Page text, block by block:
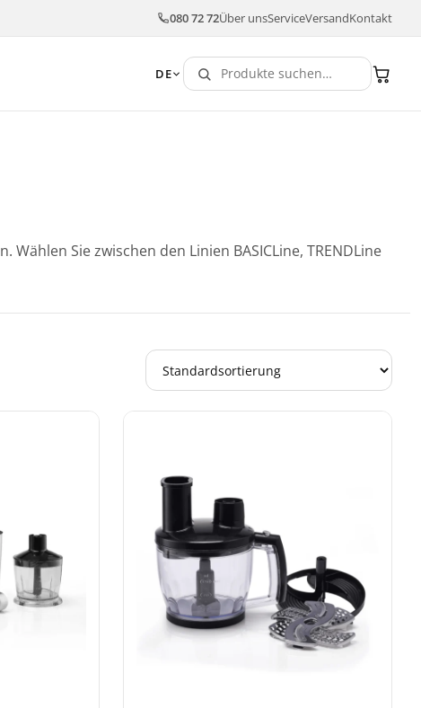
080 72 72Über unsServiceVersandKontakt
DE
Sie zwischen den Linien BASICLine, TRENDLine